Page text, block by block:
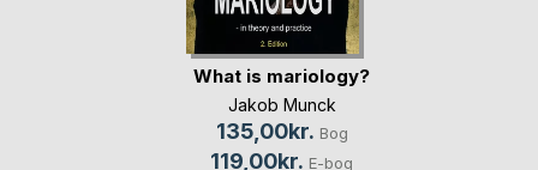
What is mariology?
Jakob Munck
135,00kr. Bog
119,00kr. E-bog